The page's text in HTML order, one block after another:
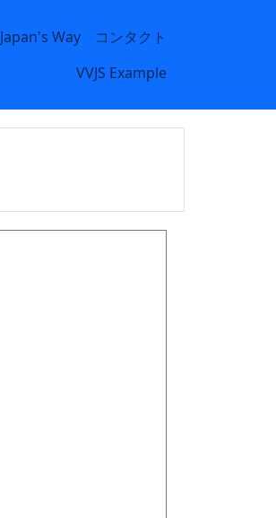
Japan's Way
コンタクト
VVJS Example